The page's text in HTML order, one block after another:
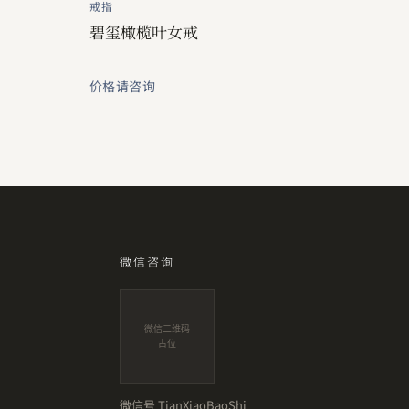
戒指
碧玺橄榄叶女戒
价格请咨询
微信咨询
微信二维码
占位
微信号 TianXiaoBaoShi